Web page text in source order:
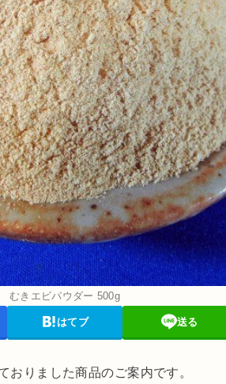
むきエビパウダー 500g
はてブ 送る
おりました商品のご案内です。